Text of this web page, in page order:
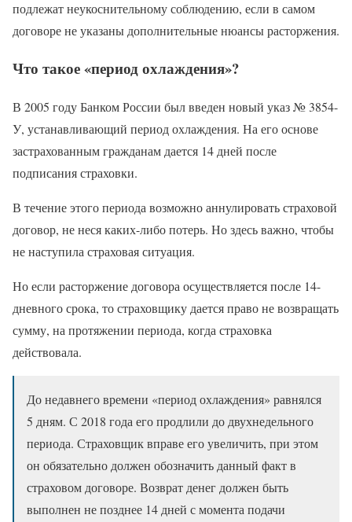
подлежат неукоснительному соблюдению, если в самом
договоре не указаны дополнительные нюансы расторжения.
Что такое «период охлаждения»?
В 2005 году Банком России был введен новый указ № 3854-
У, устанавливающий период охлаждения. На его основе
застрахованным гражданам дается 14 дней после
подписания страховки.
В течение этого периода возможно аннулировать страховой
договор, не неся каких-либо потерь. Но здесь важно, чтобы
не наступила страховая ситуация.
Но если расторжение договора осуществляется после 14-
дневного срока, то страховщику дается право не возвращать
сумму, на протяжении периода, когда страховка
действовала.
До недавнего времени «период охлаждения» равнялся
5 дням. С 2018 года его продлили до двухнедельного
периода. Страховщик вправе его увеличить, при этом
он обязательно должен обозначить данный факт в
страховом договоре. Возврат денег должен быть
выполнен не позднее 14 дней с момента подачи